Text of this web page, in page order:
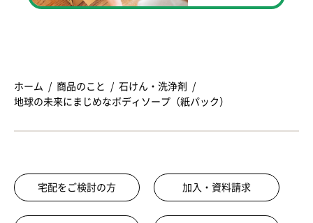
ホーム 商品のこと
石けん・洗浄剤
地球の未来にまじめなボディソープ（紙パック）
宅配をご検討の方 加入・資料請求